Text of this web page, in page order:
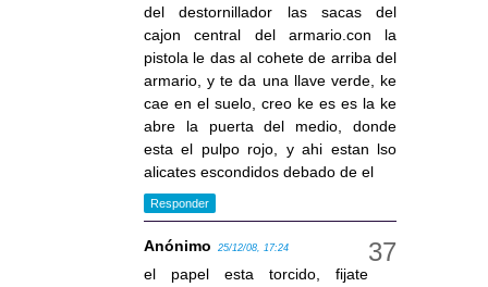
del destornillador las sacas del
cajon central del armario.con la
pistola le das al cohete de arriba del
armario, y te da una llave verde, ke
cae en el suelo, creo ke es es la ke
abre la puerta del medio, donde
esta el pulpo rojo, y ahi estan lso
alicates escondidos debado de el
Responder
Anónimo 25/12/08, 17:24
el papel esta torcido, fijate